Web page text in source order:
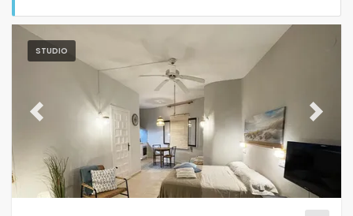
Personen
Slaapkamers
Badkamers
STUDIO
Previous Next